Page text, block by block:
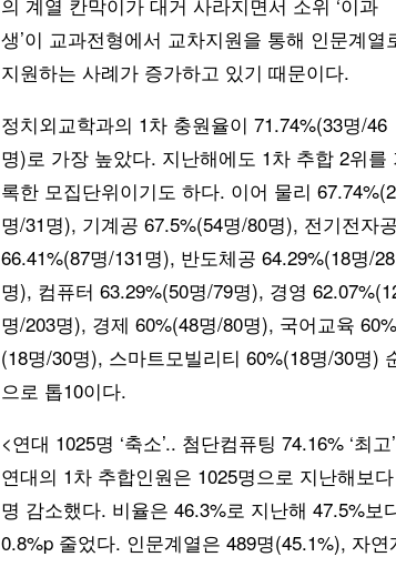
생’이 교과전형에서 교차지원을 통해 인문계열
지원하는 사례가 증가하고 있기 때문이다.
정치외교학과의 1차 충원율이 71.74%(33명/46
명)로 가장 높았다. 지난해에도 1차 추합 2위를
록한 모집단위이기도 하다. 이어 물리
명/31명), 기계공 67.5%(54명/80명), 전기전자공
66.41%(87명/131명), 반도체공 64.29%(18명/28
명), 컴퓨터 63.29%(50명/79명), 경영
명/203명), 경제 60%(48명/80명), 국어교육 60%
(18명/30명), 스마트모빌리티 60%(18명/30명)
으로 톱10이다.
<연대 1025명 ‘축소’.. 첨단컴퓨팅 74.16% ‘최고
연대의 1차 추합인원은 1025명으로 지난해보
명 감소했다. 비율은 46.3%로 지난해 47.5%보
0.8%p 줄었다. 인문계열은 489명(45.1%), 자연